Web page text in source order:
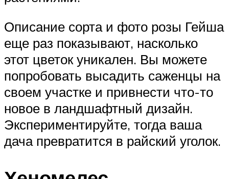
Описание сорта и фото розы Гейша
еще раз показывают, насколько
этот цветок уникален. Вы можете
попробовать высадить саженцы на
своем участке и привнести что-то
новое в ландшафтный дизайн.
Экспериментируйте, тогда ваша
дача превратится в райский уголок.